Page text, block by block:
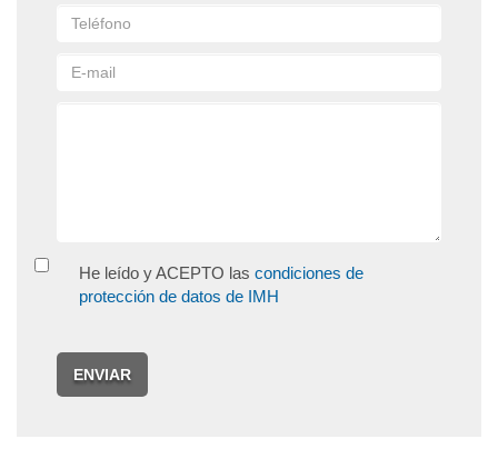
He leído y ACEPTO las condiciones de
protección de datos de IMH
ENVIAR